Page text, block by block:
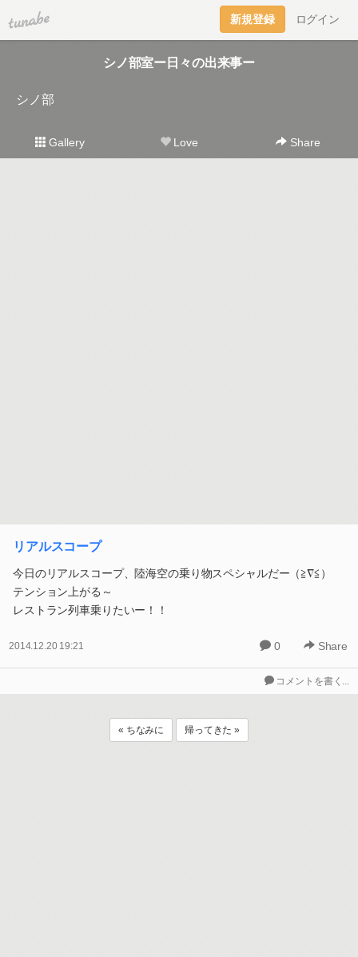
tuna.be 新規登録 ログイン
シノ部室ー日々の出来事ー
シノ部
Gallery Love Share
リアルスコープ
今日のリアルスコープ、陸海空の乗り物スペシャルだー（≧∇≦）
テンション上がる～
レストラン列車乗りたいー！！
2014.12.20 19:21 0 Share
コメントを書く...
« ちなみに 帰ってきた »